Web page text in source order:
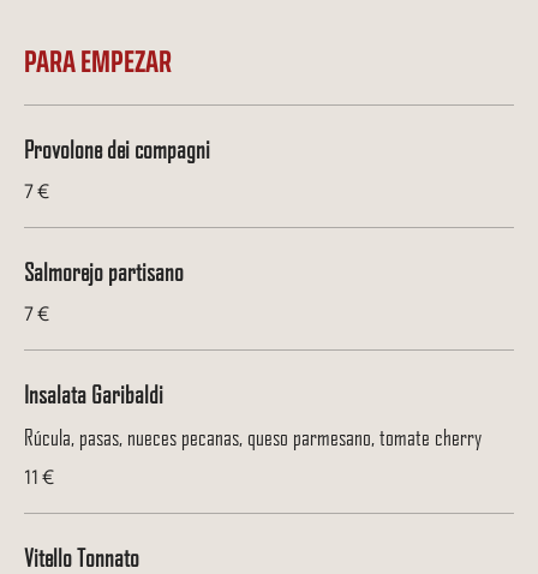
PARA EMPEZAR
Provolone dei compagni
7 €
Salmorejo partisano
7 €
Insalata Garibaldi
Rúcula, pasas, nueces pecanas, queso parmesano, tomate cherry
11 €
Vitello Tonnato